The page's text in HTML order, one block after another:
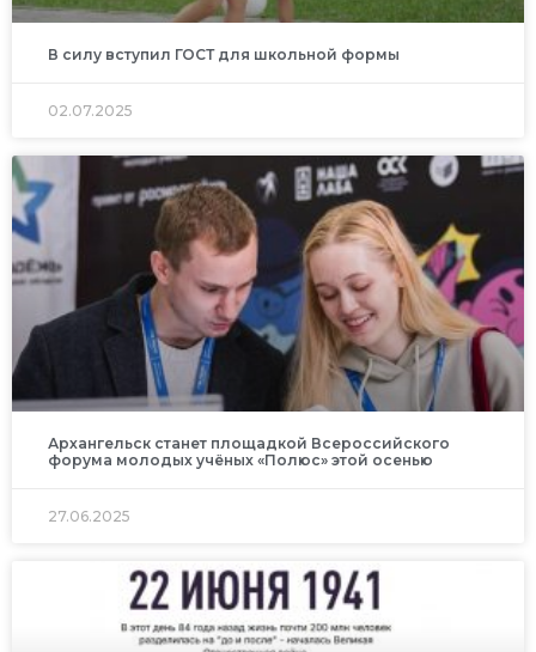
В силу вступил ГОСТ для школьной формы
02.07.2025
Архангельск станет площадкой Всероссийского
форума молодых учёных «Полюс» этой осенью
27.06.2025